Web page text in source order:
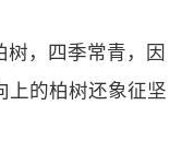
，四季常青，因
上的柏树还象征坚